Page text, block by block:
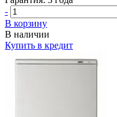
-
В корзину
В наличии
Купить в кредит